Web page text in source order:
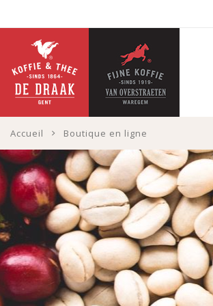
Accueil Boutique en ligne